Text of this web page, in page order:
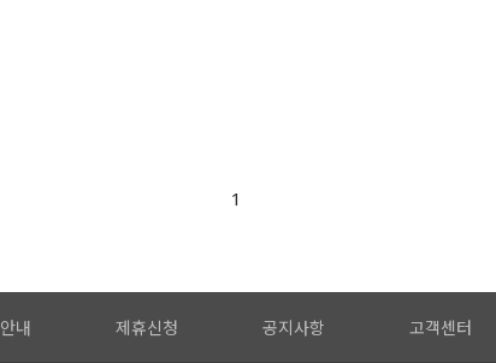
1
내 제휴신청 공지사항 고객센터